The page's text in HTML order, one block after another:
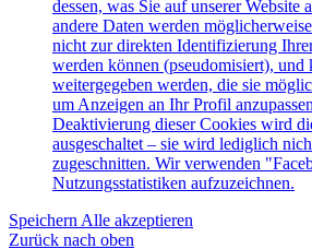
dessen, was Sie auf unserer Website
andere Daten werden
nicht zur direkten Identifizierung
werden können (pseudomisiert), und
weitergegeben werden, die sie
um Anzeigen an Ihr Profil
Deaktivierung dieser Cookies wird
ausgeschaltet – sie wird lediglich
zugeschnitten. Wir verwenden
Nutzungsstatistiken aufzuzeichnen.
Speichern Alle akzeptieren
Zurück nach oben